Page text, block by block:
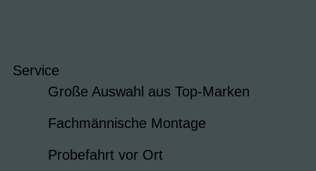
Service
Große Auswahl aus Top-Marken
Fachmännische Montage
Probefahrt vor Ort